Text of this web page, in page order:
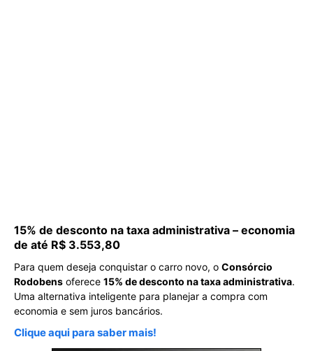
15% de desconto na taxa administrativa – economia
de até R$ 3.553,80
Para quem deseja conquistar o carro novo, o Consórcio
Rodobens oferece 15% de desconto na taxa administrativa.
Uma alternativa inteligente para planejar a compra com
economia e sem juros bancários.
Clique aqui para saber mais!